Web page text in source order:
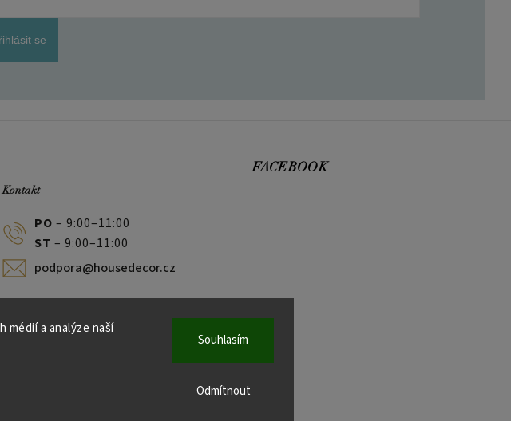
médií a analýze naší
Odmítnout
Souhlasím
se
Kontakt
PO – 9:00–11:00
ST – 9:00–11:00
podpora@housedecor.cz
FACEBOOK